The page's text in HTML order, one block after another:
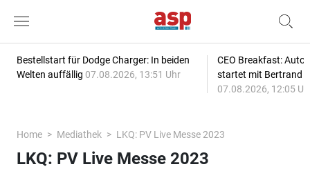
Bestellstart für Dodge Charger: In beiden
Welten auffällig 07.08.2026, 13:51 Uhr
CEO Breakfast:
startet mit Bertrand
07.08.2026, 12:05
Home Mediathek LKQ: PV Live Messe 2023
LKQ: PV Live Messe 2023